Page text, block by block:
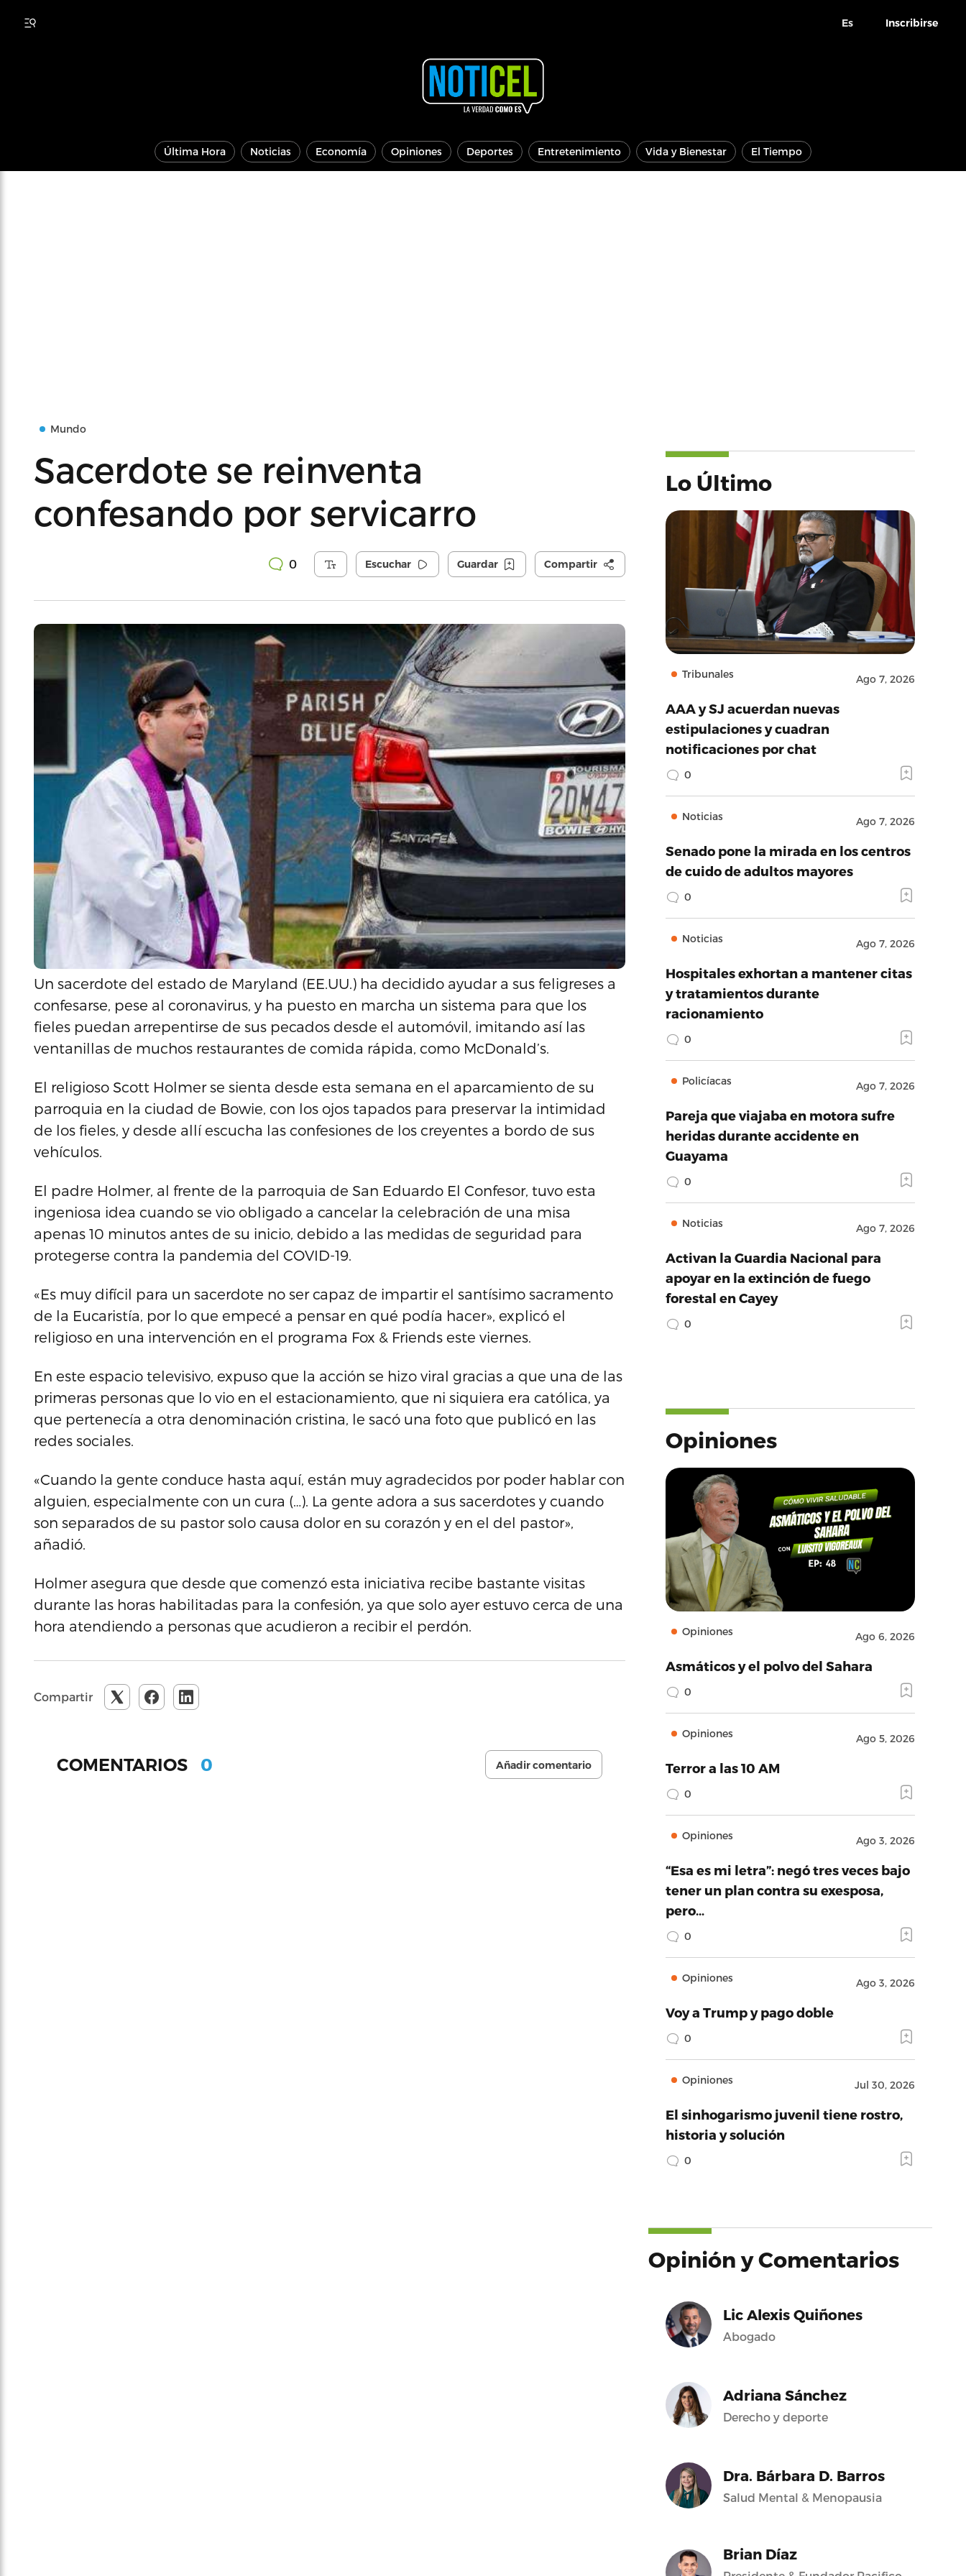
Es Inscribirse
Última Hora Noticias Economía Opiniones Deportes Entretenimiento Vida y Bienestar El Tiempo
Mundo
Sacerdote se reinventa
confesando por servicarro
0 Escuchar Guardar Compartir
Un sacerdote del estado de Maryland (EE.UU.) ha decidido ayudar a sus feligreses a
confesarse, pese al coronavirus, y ha puesto en marcha un sistema para que los
fieles puedan arrepentirse de sus pecados desde el automóvil, imitando así las
ventanillas de muchos restaurantes de comida rápida, como McDonald’s.
El religioso Scott Holmer se sienta desde esta semana en el aparcamiento de su
parroquia en la ciudad de Bowie, con los ojos tapados para preservar la intimidad
de los fieles, y desde allí escucha las confesiones de los creyentes a bordo de sus
vehículos.
El padre Holmer, al frente de la parroquia de San Eduardo El Confesor, tuvo esta
ingeniosa idea cuando se vio obligado a cancelar la celebración de una misa
apenas 10 minutos antes de su inicio, debido a las medidas de seguridad para
protegerse contra la pandemia del COVID-19.
«Es muy difícil para un sacerdote no ser capaz de impartir el santísimo sacramento
de la Eucaristía, por lo que empecé a pensar en qué podía hacer», explicó el
religioso en una intervención en el programa Fox & Friends este viernes.
En este espacio televisivo, expuso que la acción se hizo viral gracias a que una de las
primeras personas que lo vio en el estacionamiento, que ni siquiera era católica, ya
que pertenecía a otra denominación cristina, le sacó una foto que publicó en las
redes sociales.
«Cuando la gente conduce hasta aquí, están muy agradecidos por poder hablar con
alguien, especialmente con un cura (…). La gente adora a sus sacerdotes y cuando
son separados de su pastor solo causa dolor en su corazón y en el del pastor»,
añadió.
Holmer asegura que desde que comenzó esta iniciativa recibe bastante visitas
durante las horas habilitadas para la confesión, ya que solo ayer estuvo cerca de una
hora atendiendo a personas que acudieron a recibir el perdón.
Compartir
COMENTARIOS 0 Añadir comentario
Lo Último
Tribunales Ago 7, 2026
AAA y SJ acuerdan nuevas
estipulaciones y cuadran
notificaciones por chat
0
Noticias Ago 7, 2026
Senado pone la mirada en los centros
de cuido de adultos mayores
0
Noticias Ago 7, 2026
Hospitales exhortan a mantener citas
y tratamientos durante
racionamiento
0
Policíacas Ago 7, 2026
Pareja que viajaba en motora sufre
heridas durante accidente en
Guayama
0
Noticias Ago 7, 2026
Activan la Guardia Nacional para
apoyar en la extinción de fuego
forestal en Cayey
0
Opiniones
Opiniones Ago 6, 2026
Asmáticos y el polvo del Sahara
0
Opiniones Ago 5, 2026
Terror a las 10 AM
0
Opiniones Ago 3, 2026
“Esa es mi letra”: negó tres veces bajo
tener un plan contra su exesposa,
pero…
0
Opiniones Ago 3, 2026
Voy a Trump y pago doble
0
Opiniones Jul 30, 2026
El sinhogarismo juvenil tiene rostro,
historia y solución
0
Opinión y Comentarios
Lic Alexis Quiñones
Abogado
Adriana Sánchez
Derecho y deporte
Dra. Bárbara D. Barros
Salud Mental & Menopausia
Brian Díaz